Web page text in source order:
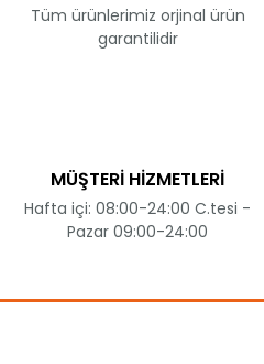
Tüm ürünlerimiz orjinal ürün
garantilidir
MÜŞTERİ HİZMETLERİ
Hafta içi: 08:00-24:00 C.tesi -
Pazar 09:00-24:00